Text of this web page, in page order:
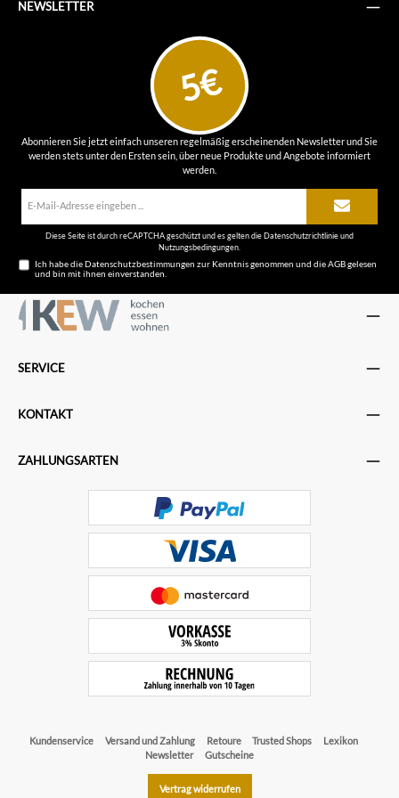
NEWSLETTER
5€
Abonnieren Sie jetzt einfach unseren regelmäßig erscheinenden Newsletter und Sie
werden stets unter den Ersten sein, über neue Produkte und Angebote informiert
werden.
Diese Seite ist durch reCAPTCHA geschützt und es gelten die Datenschutzrichtlinieund
Nutzungsbedingungen.
Ich habe dieDatenschutzbestimmungen zur Kenntnis genommen und dieAGBgelesen
und bin mit ihnen einverstanden.
SERVICE
KONTAKT
ZAHLUNGSARTEN
Kundenservice Versand und Zahlung Retoure Trusted Shops
Lexikon
Newsletter
Gutscheine
Vertrag widerrufen